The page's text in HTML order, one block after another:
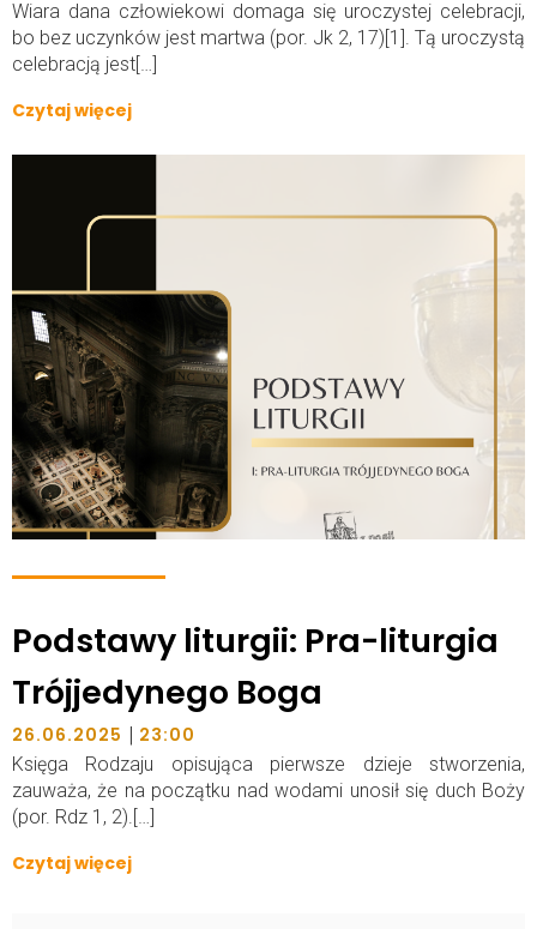
Wiara dana człowiekowi domaga się uroczystej celebracji,
bo bez uczynków jest martwa (por. Jk 2, 17)[1]. Tą uroczystą
celebracją jest[…]
Czytaj więcej
Podstawy liturgii: Pra-liturgia
Trójjedynego Boga
26.06.2025 | 23:00
Księga Rodzaju opisująca pierwsze dzieje stworzenia,
zauważa, że na początku nad wodami unosił się duch Boży
(por. Rdz 1, 2).[…]
Czytaj więcej